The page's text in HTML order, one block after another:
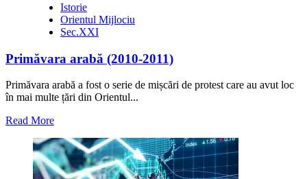
Istorie
Orientul Mijlociu
Sec.XXI
Primăvara arabă (2010-2011)
Primăvara arabă a fost o serie de mișcări de protest care au avut loc
în mai multe țări din Orientul...
Read MoreRead
about
Primăvara
arabă